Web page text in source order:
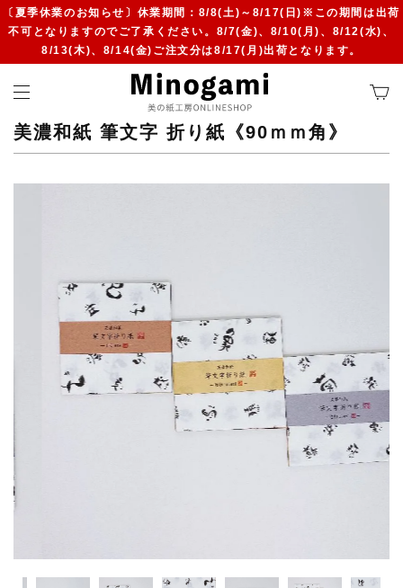
〔夏季休業のお知らせ〕休業期間：8/8(土)～8/17(日)※この期間は出荷
不可となりますのでご了承ください。8/7(金)、8/10(月)、8/12(水)、
8/13(木)、8/14(金)ご注文分は8/17(月)出荷となります。
美濃和紙 筆文字 折り紙《90ｍｍ角》